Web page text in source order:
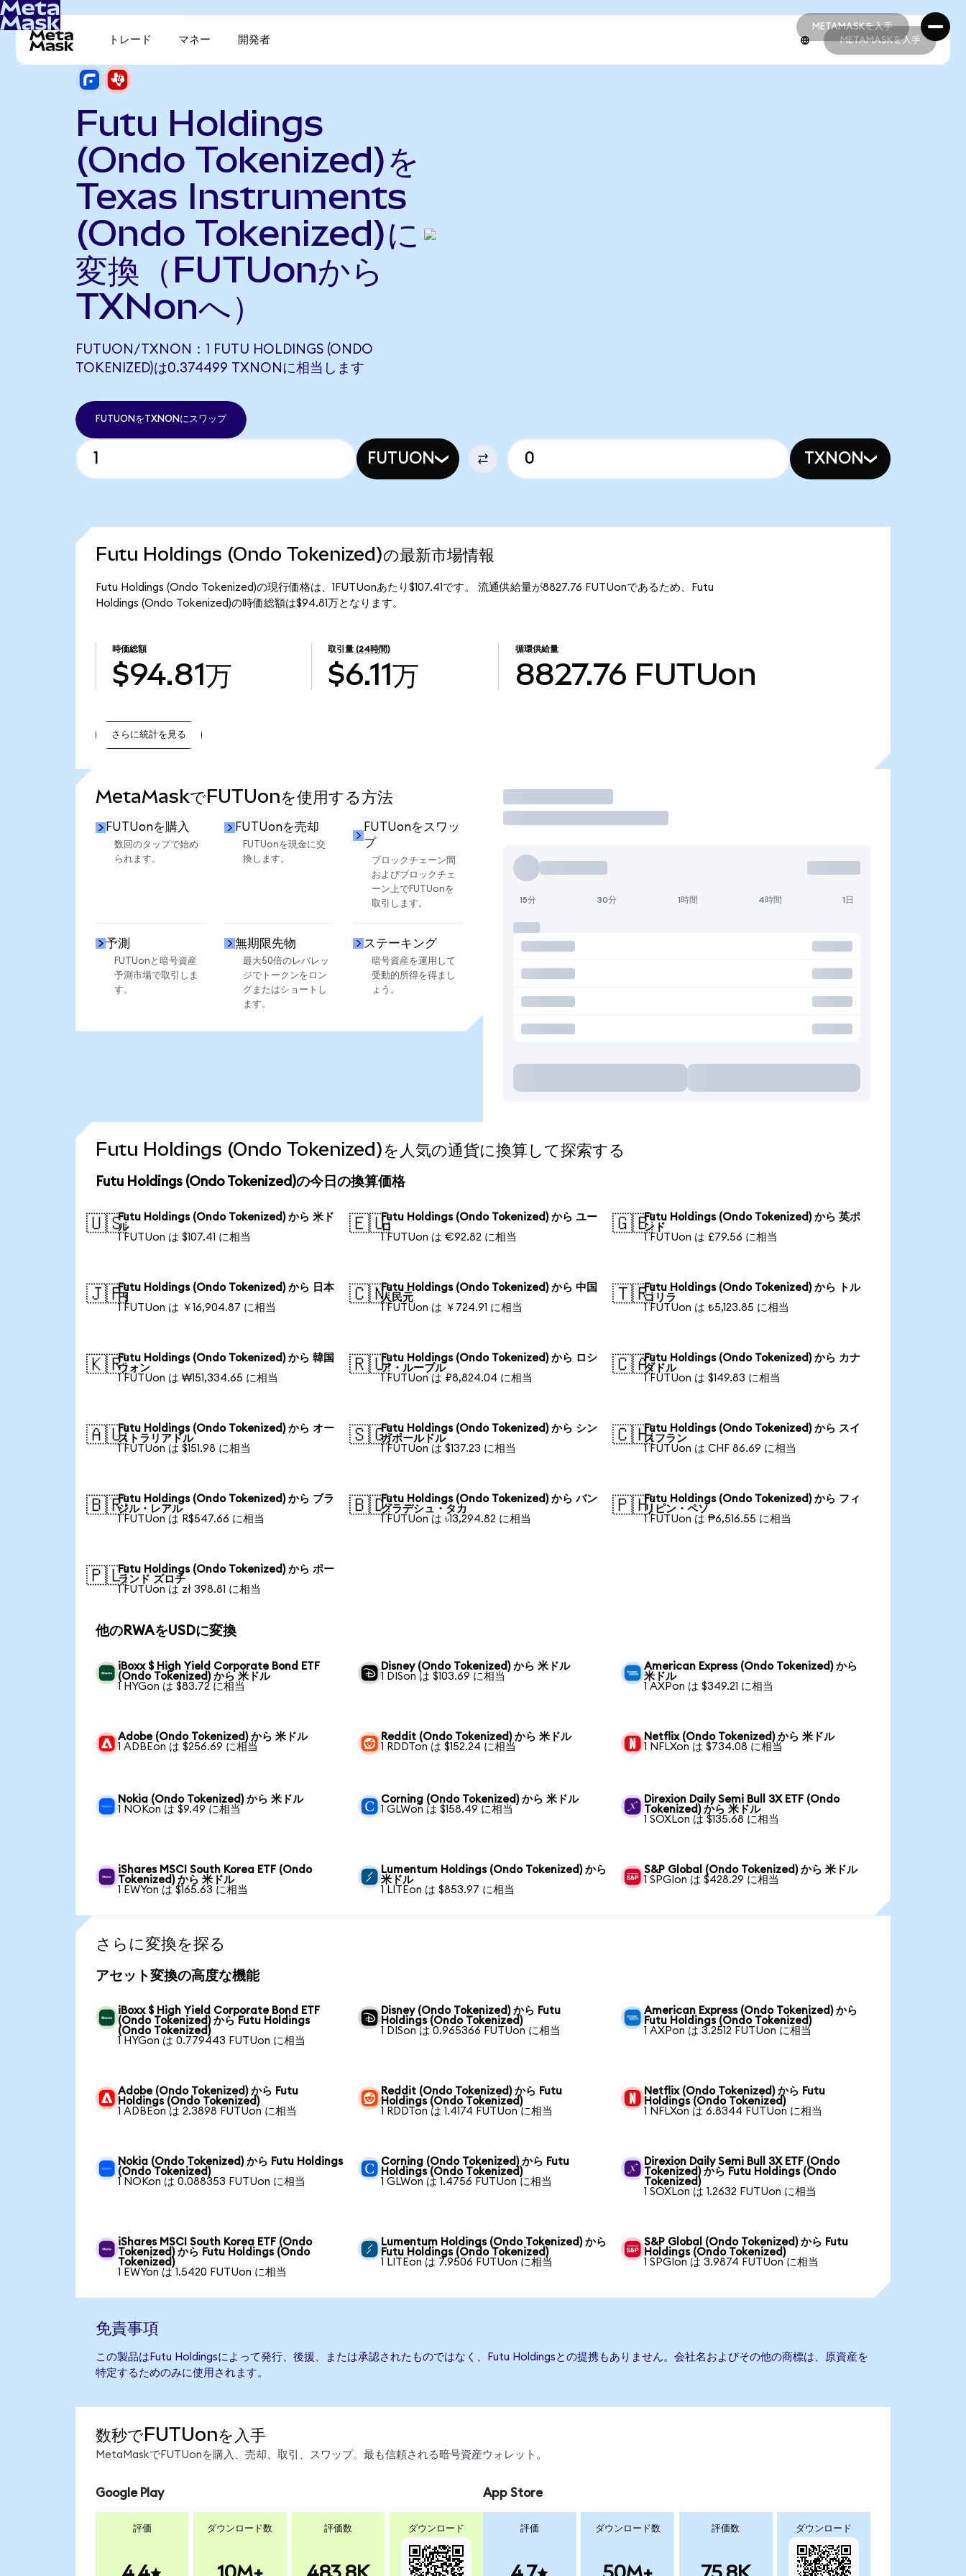
METAMASKを入手
METAMASKを入手
トレード マネー 開発者 METAMASKを入手
Futu Holdings
(Ondo Tokenized)を
Texas Instruments
(Ondo Tokenized)に
変換（FUTUonから
TXNonへ）
FUTUON/TXNON：1 FUTU HOLDINGS (ONDO
TOKENIZED)は0.374499 TXNONに相当します
FUTUONをTXNONにスワップ
FUTUON TXNON
Futu Holdings (Ondo Tokenized)の最新市場情報
Futu Holdings (Ondo Tokenized)の現行価格は、1FUTUonあたり$107.41です。 流通供給量が8827.76 FUTUonであるため、Futu
Holdings (Ondo Tokenized)の時価総額は$94.81万となります。
時価総額
$94.81万
取引量 (24時間)
$6.11万
循環供給量
8827.76 FUTUon
さらに統計を見る
MetaMaskでFUTUonを使用する方法
FUTUonを購入
数回のタップで始め
られます。
FUTUonを売却
FUTUonを現金に交
換します。
FUTUonをスワッ
プ
ブロックチェーン間
およびブロックチェ
ーン上でFUTUonを
取引します。
予測
FUTUonと暗号資産
予測市場で取引しま
す。
無期限先物
最大50倍のレバレッ
ジでトークンをロン
グまたはショートし
ます。
ステーキング
暗号資産を運用して
受動的所得を得まし
ょう。
取引
15分 30分 1時間 4時間 1日
Futu Holdings (Ondo Tokenized)を人気の通貨に換算して探索する
Futu Holdings (Ondo Tokenized)の今日の換算価格
🇺🇸Futu Holdings (Ondo Tokenized) から 米ド
ル
1 FUTUon は $107.41 に相当
🇪🇺Futu Holdings (Ondo Tokenized) から ユー
ロ
1 FUTUon は €92.82 に相当
🇬🇧Futu Holdings (Ondo Tokenized) から 英ポ
ンド
1 FUTUon は £79.56 に相当
🇯🇵Futu Holdings (Ondo Tokenized) から 日本
円
1 FUTUon は ￥16,904.87 に相当
🇨🇳Futu Holdings (Ondo Tokenized) から 中国
人民元
1 FUTUon は ￥724.91 に相当
🇹🇷Futu Holdings (Ondo Tokenized) から トル
コリラ
1 FUTUon は ₺5,123.85 に相当
🇰🇷Futu Holdings (Ondo Tokenized) から 韓国
ウォン
1 FUTUon は ₩151,334.65 に相当
🇷🇺Futu Holdings (Ondo Tokenized) から ロシ
ア・ルーブル
1 FUTUon は ₽8,824.04 に相当
🇨🇦Futu Holdings (Ondo Tokenized) から カナ
ダドル
1 FUTUon は $149.83 に相当
🇦🇺Futu Holdings (Ondo Tokenized) から オー
ストラリアドル
1 FUTUon は $151.98 に相当
🇸🇬Futu Holdings (Ondo Tokenized) から シン
ガポールドル
1 FUTUon は $137.23 に相当
🇨🇭Futu Holdings (Ondo Tokenized) から スイ
スフラン
1 FUTUon は CHF 86.69 に相当
🇧🇷Futu Holdings (Ondo Tokenized) から ブラ
ジル・レアル
1 FUTUon は R$547.66 に相当
🇧🇩Futu Holdings (Ondo Tokenized) から バン
グラデシュ・タカ
1 FUTUon は ৳13,294.82 に相当
🇵🇭Futu Holdings (Ondo Tokenized) から フィ
リピン・ペソ
1 FUTUon は ₱6,516.55 に相当
🇵🇱Futu Holdings (Ondo Tokenized) から ポー
ランド ズロチ
1 FUTUon は zł 398.81 に相当
他のRWAをUSDに変換
iBoxx $ High Yield Corporate Bond ETF
(Ondo Tokenized) から 米ドル
1 HYGon は $83.72 に相当
Disney (Ondo Tokenized) から 米ドル
1 DISon は $103.69 に相当
American Express (Ondo Tokenized) から
米ドル
1 AXPon は $349.21 に相当
Adobe (Ondo Tokenized) から 米ドル
1 ADBEon は $256.69 に相当
Reddit (Ondo Tokenized) から 米ドル
1 RDDTon は $152.24 に相当
Netflix (Ondo Tokenized) から 米ドル
1 NFLXon は $734.08 に相当
Nokia (Ondo Tokenized) から 米ドル
1 NOKon は $9.49 に相当
Corning (Ondo Tokenized) から 米ドル
1 GLWon は $158.49 に相当
Direxion Daily Semi Bull 3X ETF (Ondo
Tokenized) から 米ドル
1 SOXLon は $135.68 に相当
iShares MSCI South Korea ETF (Ondo
Tokenized) から 米ドル
1 EWYon は $165.63 に相当
Lumentum Holdings (Ondo Tokenized) から
米ドル
1 LITEon は $853.97 に相当
S&P Global (Ondo Tokenized) から 米ドル
1 SPGIon は $428.29 に相当
さらに変換を探る
アセット変換の高度な機能
iBoxx $ High Yield Corporate Bond ETF
(Ondo Tokenized) から Futu Holdings
(Ondo Tokenized)
1 HYGon は 0.779443 FUTUon に相当
Disney (Ondo Tokenized) から Futu
Holdings (Ondo Tokenized)
1 DISon は 0.965366 FUTUon に相当
American Express (Ondo Tokenized) から
Futu Holdings (Ondo Tokenized)
1 AXPon は 3.2512 FUTUon に相当
Adobe (Ondo Tokenized) から Futu
Holdings (Ondo Tokenized)
1 ADBEon は 2.3898 FUTUon に相当
Reddit (Ondo Tokenized) から Futu
Holdings (Ondo Tokenized)
1 RDDTon は 1.4174 FUTUon に相当
Netflix (Ondo Tokenized) から Futu
Holdings (Ondo Tokenized)
1 NFLXon は 6.8344 FUTUon に相当
Nokia (Ondo Tokenized) から Futu Holdings
(Ondo Tokenized)
1 NOKon は 0.088353 FUTUon に相当
Corning (Ondo Tokenized) から Futu
Holdings (Ondo Tokenized)
1 GLWon は 1.4756 FUTUon に相当
Direxion Daily Semi Bull 3X ETF (Ondo
Tokenized) から Futu Holdings (Ondo
Tokenized)
1 SOXLon は 1.2632 FUTUon に相当
iShares MSCI South Korea ETF (Ondo
Tokenized) から Futu Holdings (Ondo
Tokenized)
1 EWYon は 1.5420 FUTUon に相当
Lumentum Holdings (Ondo Tokenized) から
Futu Holdings (Ondo Tokenized)
1 LITEon は 7.9506 FUTUon に相当
S&P Global (Ondo Tokenized) から Futu
Holdings (Ondo Tokenized)
1 SPGIon は 3.9874 FUTUon に相当
免責事項
この製品はFutu Holdingsによって発行、後援、または承認されたものではなく、Futu Holdingsとの提携もありません。会社名およびその他の商標は、原資産を
特定するためのみに使用されます。
数秒でFUTUonを入手
MetaMaskでFUTUonを購入、売却、取引、スワップ。最も信頼される暗号資産ウォレット。
Google Play
評価 ダウンロード数 評価数 ダウンロード
App Store
評価 ダウンロード数 評価数 ダウンロード